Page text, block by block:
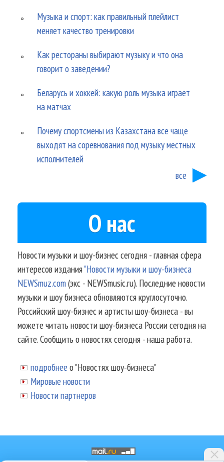
Музыка и спорт: как правильный плейлист
меняет качество тренировки
Как рестораны выбирают музыку и что она
говорит о заведении?
Беларусь и хоккей: какую роль музыка играет
на матчах
Почему спортсмены из Казахстана все чаще
выходят на соревнования под музыку местных
исполнителей
все
О нас
Новости музыки и шоу-бизнес сегодня - главная сфера
интересов издания"Новости музыки и шоу-бизнеса
NEWSmuz.com(экс - NEWSmusic.ru). Последние новости
музыки и шоу бизнеса обновляются круглосуточно.
Российский шоу-бизнес и артисты шоу-бизнеса - вы
можете читать новости шоу-бизнеса России сегодня на
сайте. Сообщить о новостях сегодня - наша работа.
подробнее о "Новостях шоу-бизнеса"
Мировые новости
Новости партнеров